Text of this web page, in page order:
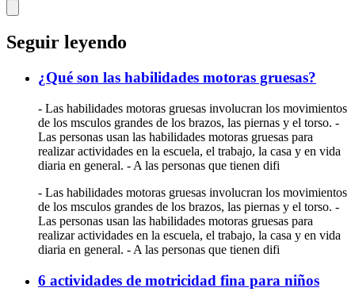
Seguir leyendo
¿Qué son las habilidades motoras gruesas?
- Las habilidades motoras gruesas involucran los movimientos
de los msculos grandes de los brazos, las piernas y el torso. -
Las personas usan las habilidades motoras gruesas para
realizar actividades en la escuela, el trabajo, la casa y en vida
diaria en general. - A las personas que tienen difi
- Las habilidades motoras gruesas involucran los movimientos
de los msculos grandes de los brazos, las piernas y el torso. -
Las personas usan las habilidades motoras gruesas para
realizar actividades en la escuela, el trabajo, la casa y en vida
diaria en general. - A las personas que tienen difi
6 actividades de motricidad fina para niños